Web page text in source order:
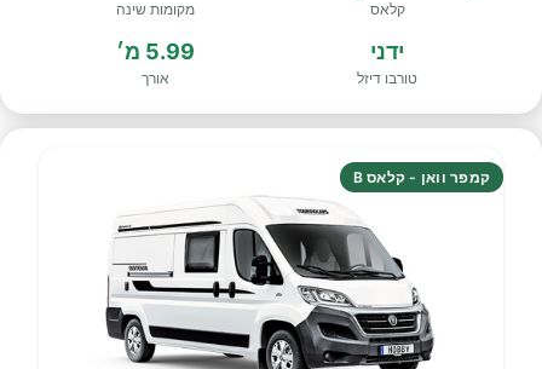
קלאס מקומות שינה
ידני
טורבו דיזל
5.99 מ׳
אורך
קמפר וואן - קלאס B